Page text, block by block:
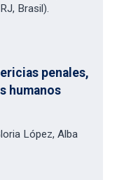
Brasil).
penales,
humanos
López, Alba